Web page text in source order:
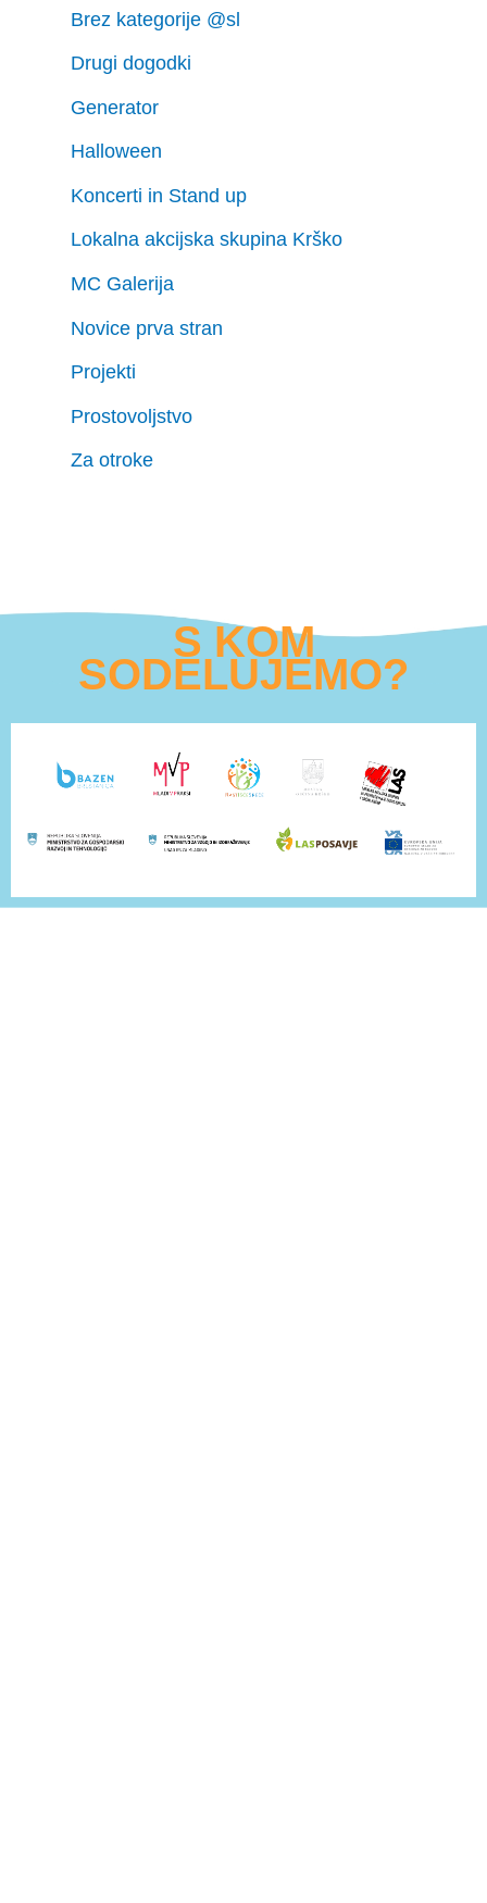
Brez kategorije @sl
Drugi dogodki
Generator
Halloween
Koncerti in Stand up
Lokalna akcijska skupina Krško
MC Galerija
Novice prva stran
Projekti
Prostovoljstvo
Za otroke
S KOM
SODELUJEMO?